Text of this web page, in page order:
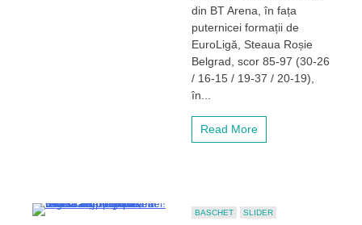
Obradovic
la
Cluj.
Înfrângere
onorabilă
din BT Arena, în fața
puternicei formații de
EuroLigă, Steaua Roșie
Belgrad, scor 85-97 (30-26
/ 16-15 / 19-37 / 20-19),
în...
Read More
BASCHET SLIDER